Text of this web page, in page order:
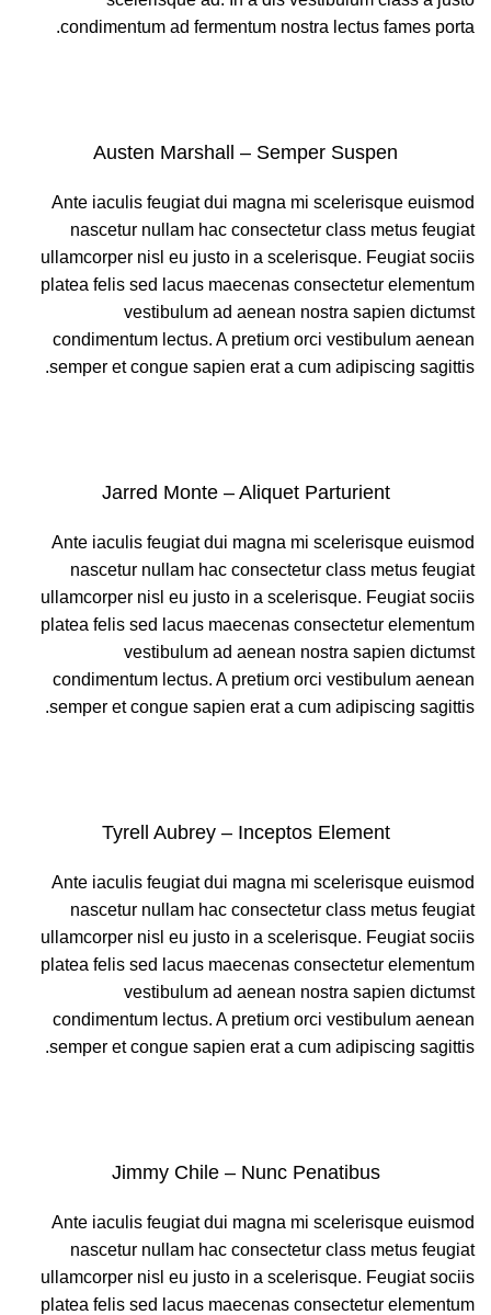
condimentum ad fermentum nostra lectus fames porta.
Austen Marshall – Semper Suspen
Ante iaculis feugiat dui magna mi scelerisque euismod
nascetur nullam hac consectetur class metus feugiat
ullamcorper nisl eu justo in a scelerisque. Feugiat sociis
platea felis sed lacus maecenas consectetur elementum
vestibulum ad aenean nostra sapien dictumst
condimentum lectus. A pretium orci vestibulum aenean
semper et congue sapien erat a cum adipiscing sagittis.
Jarred Monte – Aliquet Parturient
Ante iaculis feugiat dui magna mi scelerisque euismod
nascetur nullam hac consectetur class metus feugiat
ullamcorper nisl eu justo in a scelerisque. Feugiat sociis
platea felis sed lacus maecenas consectetur elementum
vestibulum ad aenean nostra sapien dictumst
condimentum lectus. A pretium orci vestibulum aenean
semper et congue sapien erat a cum adipiscing sagittis.
Tyrell Aubrey – Inceptos Element
Ante iaculis feugiat dui magna mi scelerisque euismod
nascetur nullam hac consectetur class metus feugiat
ullamcorper nisl eu justo in a scelerisque. Feugiat sociis
platea felis sed lacus maecenas consectetur elementum
vestibulum ad aenean nostra sapien dictumst
condimentum lectus. A pretium orci vestibulum aenean
semper et congue sapien erat a cum adipiscing sagittis.
Jimmy Chile – Nunc Penatibus
Ante iaculis feugiat dui magna mi scelerisque euismod
nascetur nullam hac consectetur class metus feugiat
ullamcorper nisl eu justo in a scelerisque. Feugiat sociis
platea felis sed lacus maecenas consectetur elementum